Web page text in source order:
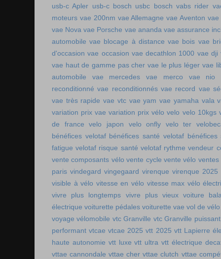
usb-c Apler usb-c bosch usbc bosch vabs rider
moteurs vae 200nm vae Allemagne vae Aventon vae
vae Nova vae Porsche vae ananda vae assurance
automobile vae blocage à distance vae bois vae
d'occasion vae occasion vae decathlon 1000 vae dji
vae haut de gamme pas cher vae le plus léger vae
automobile
vae mercedes vae merco
vae nio
reconditionné vae reconditionnés vae record vae
vae très rapide vae vtc vae yam vae yamaha vala
variation prix vae variation prix vélo velo velo 10kgs
de france
velo japon velo onfly velo ter
bénéfices velotaf bénéfices santé velotaf
fatigue velotaf risque santé velotaf rythme vendeur
vente composants vélo vente cycle vente vélo ventes
paris vindegard vingegaard virenque virenque 2025
visible à vélo vitesse en vélo vitesse max vélo
vivre plus longtemps
vivre plus vieux voiture
électrique voiturette pédales voiturette vae vol de
voyage vélomobile vtc Granville vtc Granville puissant
performant vtcae vtcae 2025 vtt 2025 vtt Lapierre
haute autonomie vtt luxe vtt ultra vtt électrique
vttae cannondale vttae cher vttae clutch vttae